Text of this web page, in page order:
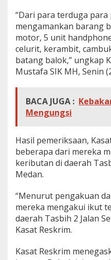
“Dari para terduga
mengamankan barang
motor, 5 unit
celurit, kerambit,
batang balok,” ungkap
Mustafa SIK MH, Senin
BACA JUGA :
Mengungsi
Hasil pemeriksaan,
beberapa dari mereka
keributan di daerah
Medan.
“Menurut pengakuan
mereka mengakui ikut
daerah Tasbih 2 Jalan
Kasat Reskrim.
Kasat Reskrim